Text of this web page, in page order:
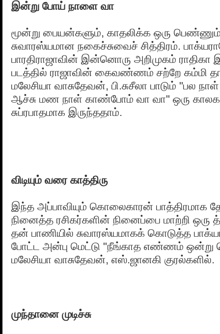
இன்று போய் நாளை வா
மூன்று பையன்களும், காதலிக்க ஒரு
சுவாரஸ்யமான நகைச்சுவைச் சித்திரம்.
பாரதிராஜாவின் இன்னொரு அறிமுகம்
படத்தில் ராஜாவின் கைவண்ணம் சற்றே கம்மி
மலேசியா வாசுதேவன், பி.சுசீலா பாடும் "பல
ஆச்சு மண நாள் காண்போம் வா வா" ஒரு
சுப்ரபாதமாக இருந்ததாம்.
விடியும் வரை காத்திரு
இந்த அப்பாவியும் கொலைகாரன் பாத்திரமாக
நினைத்த ரசிகர்களின் நினைப்பை மாற்றி ஒரு
தன் பாணியில் சுவாரஸ்யமாகக் கொடுத்த
போட்ட அன்பு மெட்டு "நீங்காத எண்ணம் ஒன்று
மலேசியா வாசுதேவன், எஸ்.ஜானகி குரல்களில்.
முந்தானை முடிச்சு